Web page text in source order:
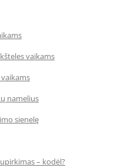
vaikams
namelius
sienelę
– kodėl?